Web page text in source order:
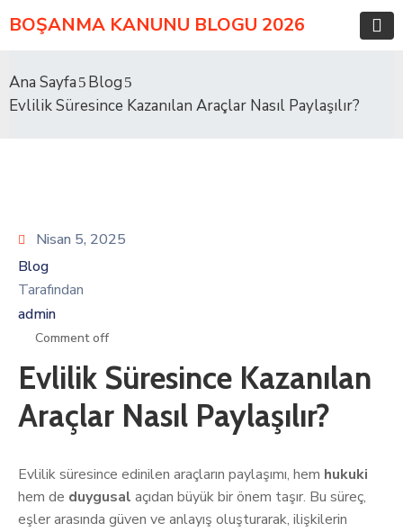
BOŞANMA KANUNU BLOGU 2026
Ana Sayfa
Blog
Evlilik Süresince Kazanılan Araçlar Nasıl Paylaşılır?
Nisan 5, 2025
Blog
Tarafından
admin
Comment off
Evlilik Süresince Kazanılan
Araçlar Nasıl Paylaşılır?
Evlilik süresince edinilen araçların paylaşımı, hem hukuki
hem de duygusal açıdan büyük bir önem taşır. Bu süreç,
eşler arasında güven ve anlayış oluşturarak, ilişkilerin